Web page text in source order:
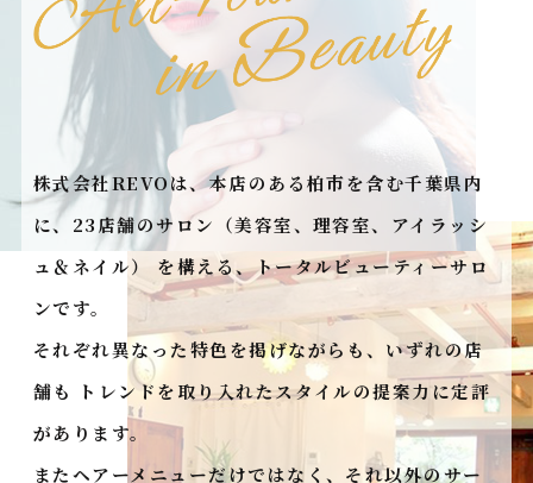
株式会社REVOは、本店のある柏市を含む千葉県内
に、 23店舗のサロン（美容室、理容室、アイラッシ
ュ＆ネイル）
を構える、トータルビューティーサロ
ンです。
それぞれ異なった特色を掲げながらも、いずれの店
舗も
トレンドを取り入れたスタイルの提案力に定評
があります。
またヘアーメニューだけではなく、それ以外のサー